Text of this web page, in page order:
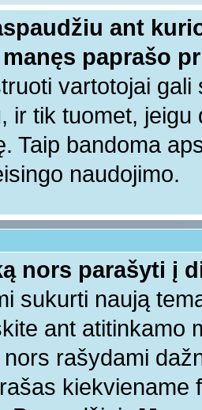
ant
paprašo
vartotojai
ir tik tuomet,
Taip bandoma
naudojimo.
nors parašyti į
sukurti naują
ant atitinkamo
rašydami
kiekviename